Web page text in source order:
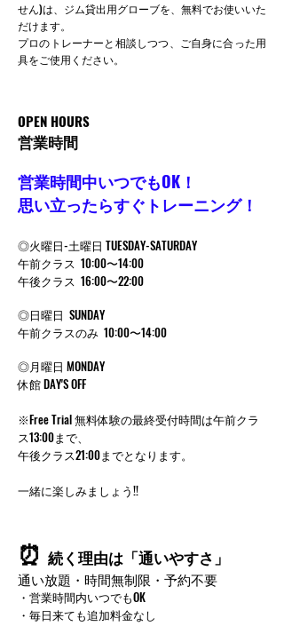
せん)は、ジム貸出用グローブを、無料でお使いいた
だけます。
プロのトレーナーと相談しつつ、ご自身に合った用
具をご使用ください。
OPEN HOURS
営業時間
営業時間中いつでもOK！
思い立ったらすぐトレーニング！
◎火曜日-土曜日 TUESDAY-SATURDAY
午前クラス 10:00〜14:00
午後クラス 16:00〜22:00
◎日曜日 SUNDAY
午前クラスのみ 10:00〜14:00
◎月曜日 MONDAY
休館 DAY'S OFF
※Free Trial 無料体験の最終受付時間は午前クラ
ス13:00まで、
午後クラス21:00までとなります。
一緒に楽しみましょう!!
⏰ 続く理由は「通いやすさ」
通い放題・時間無制限・予約不要
・営業時間内いつでもOK
・毎日来ても追加料金なし